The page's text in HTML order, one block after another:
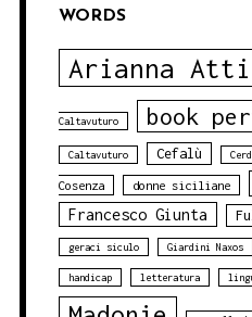
WORDS
Arianna
Caltavuturo book
Caltavuturo Cefalù
Cosenza donne siciliane
Francesco Giunta
geraci siculo Giardini Naxos
handicap letteratura